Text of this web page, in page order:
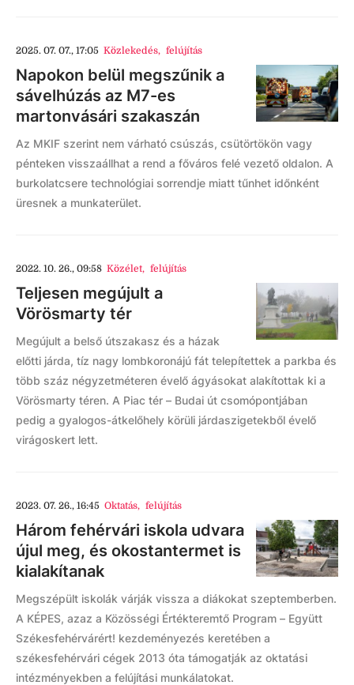
2025. 07. 07., 17:05 Közlekedés, felújítás
Napokon belül megszűnik a
sávelhúzás az M7-es
martonvásári szakaszán
Az MKIF szerint nem várható csúszás, csütörtökön vagy
pénteken visszaállhat a rend a főváros felé vezető oldalon. A
burkolatcsere technológiai sorrendje miatt tűnhet időnként
üresnek a munkaterület.
2022. 10. 26., 09:58 Közélet, felújítás
Teljesen megújult a
Vörösmarty tér
Megújult a belső útszakasz és a házak
előtti járda, tíz nagy lombkoronájú fát telepítettek a parkba és
több száz négyzetméteren évelő ágyásokat alakítottak ki a
Vörösmarty téren. A Piac tér – Budai út csomópontjában
pedig a gyalogos-átkelőhely körüli járdaszigetekből évelő
virágoskert lett.
2023. 07. 26., 16:45 Oktatás, felújítás
Három fehérvári iskola udvara
újul meg, és okostantermet is
kialakítanak
Megszépült iskolák várják vissza a diákokat szeptemberben.
A KÉPES, azaz a Közösségi Értékteremtő Program – Együtt
Székesfehérvárért! kezdeményezés keretében a
székesfehérvári cégek 2013 óta támogatják az oktatási
intézményekben a felújítási munkálatokat.